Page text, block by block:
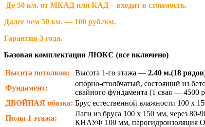
До 50 км. от МКАД или КАД – входит в стоимость.
Далее чем 50 км. — 100 руб./км.
Гарантия 3 года.
Базовая комплектация ЛЮКС (все включено)
Высота потолков: Высота 1-го этажа— 2.40 м.(18
Фундамент:
опорно-столбчатый, состоящий из
свайного фундамента (1 свая — 4500
ДВОЙНАЯ обязка: Брус естественной влажности 100 х
Полы 1 этажа:
Лаги из бруса 100 х 150 мм, через
КНАУФ 100 мм,